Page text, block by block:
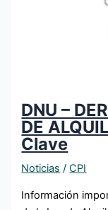
DNU –
DE
Clave
Noticias /CPI
Información